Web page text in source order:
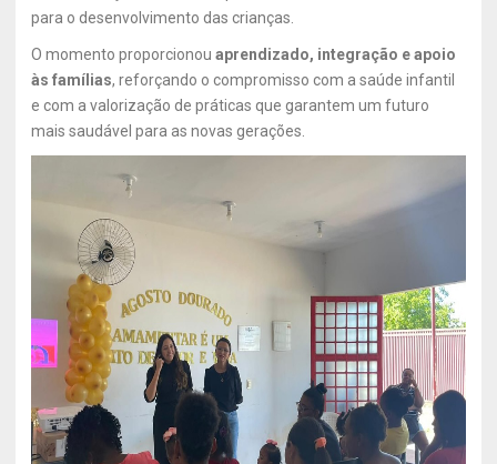
para o desenvolvimento das crianças.
O momento proporcionou aprendizado, integração e apoio
às famílias, reforçando o compromisso com a saúde infantil
e com a valorização de práticas que garantem um futuro
mais saudável para as novas gerações.